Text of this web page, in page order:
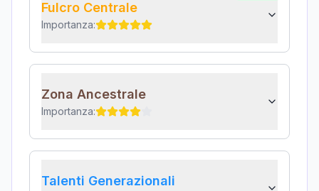
Fulcro Centrale
Importanza:
Zona Ancestrale
Importanza:
Talenti Generazionali